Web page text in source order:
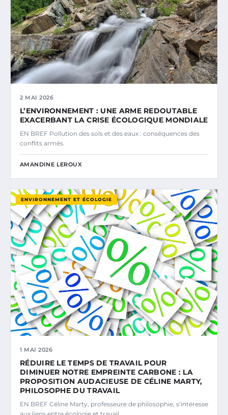
2 MAI 2026
L’ENVIRONNEMENT : UNE ARME REDOUTABLE
EXACERBANT LA CRISE ÉCOLOGIQUE MONDIALE
EN BREF Pollution des sols et des eaux : conséquences des
conflits armés.
AMANDINE LEROUX
ENVIRONNEMENT ET ÉCOLOGIE
1 MAI 2026
RÉDUIRE LE TEMPS DE TRAVAIL POUR
DIMINUER NOTRE EMPREINTE CARBONE : LA
PROPOSITION AUDACIEUSE DE CÉLINE MARTY,
PHILOSOPHE DU TRAVAIL
EN BREF Céline Marty, professeure de philosophie, s’intéresse